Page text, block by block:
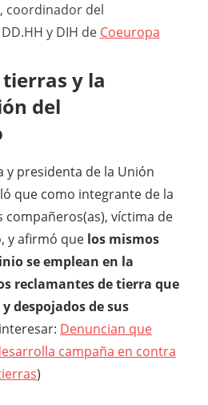
coordinador del
y DIH de Coeuropa
tierras y la
del
y presidenta de la Unión
que como integrante de la
compañeros(as), víctima de
y afirmó que los mismos
se emplean en la
reclamantes de tierra que
despojados de sus
Denuncian que
campaña en contra
)